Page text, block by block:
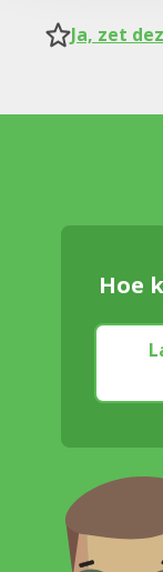
Ja, zet
Hoe